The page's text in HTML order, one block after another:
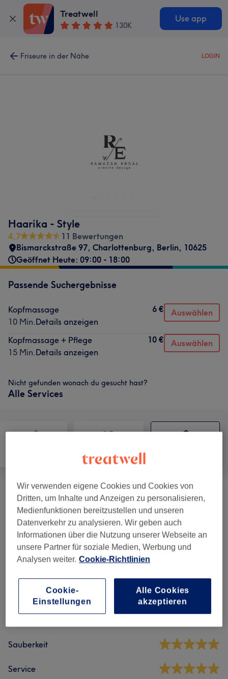
Treatwell
130K
Use app
Friseure in der Nähe LOGIN
Haarika - Style
4,7
11 Bewertungen
Bismarckstraße 97, Charlottenburg, Berlin, 10625
Geöffnet Heute: 09:00 - 18:00
Passende Suchergebnisse
Kopfmassage
10 Min.Details anzeigen
6 € Auswählen
Kopfmassage + Pflege
15 Min.Details anzeigen
10 € Auswählen
Nicht gefunden wonach du gesucht hast?
Alle Services
Massagen (2 ) ab 6 €
Salonbewertungen
4,7 11 Bewertungen
Sauberkeit
Service
Wir verwenden eigene Cookies und Cookies von
Dritten, um Inhalte und Anzeigen zu personalisieren,
Medienfunktionen bereitzustellen und unseren
Datenverkehr zu analysieren. Wir geben auch
Informationen über die Nutzung unserer Webseite an
unsere Partner für soziale Medien, Werbung und
Analysen weiter. Cookie-Richtlinien
Cookie-
Einstellungen
Alle Cookies
akzeptieren